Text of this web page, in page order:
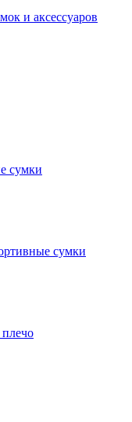
и аксессуаров
сумки
сумки